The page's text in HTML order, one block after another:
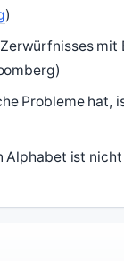
)
mit
Probleme hat,
Alphabet ist